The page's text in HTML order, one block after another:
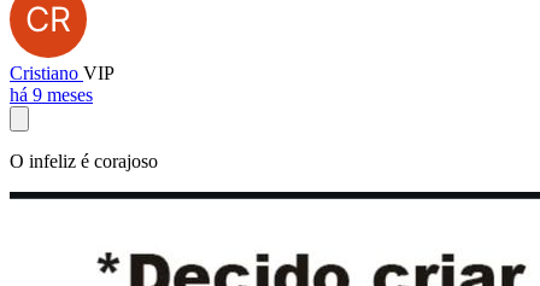
Cristiano VIP
há 9 meses
O infeliz é corajoso